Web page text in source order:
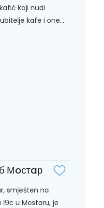
koji nudi
kafe i one...
Мoстaр
smješten na
u Mostaru, je